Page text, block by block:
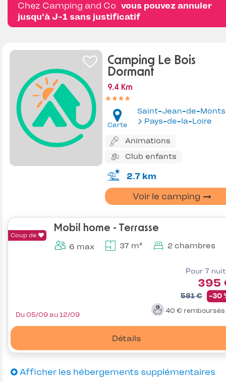
Chez Camping and Co vous pouvez annuler
jusqu'à J-1 sans justificatif
Camping Le Bois
Dormant
9.4 Km
Carte
Saint-Jean-de-Monts
Pays-de-la-Loire
Animations
Club enfants
2.7 km
Voir le camping
Coup de
Mobil home - Terrasse
6 max 37 m² 2 chambres
Pour 7
395
581 € -30
40 € remboursés
Détails
Du 05/09 au 12/09
Afficher les hébergements supplémentaires